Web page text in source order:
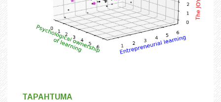
TAPAHTUMA